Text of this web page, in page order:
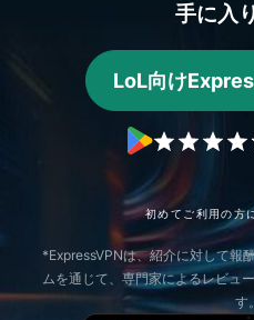
手に入
LoL向け
初めてご利用の方
*ExpressVPNは、紹介に対して報
ムを通じて、専門家によるレビュ
す